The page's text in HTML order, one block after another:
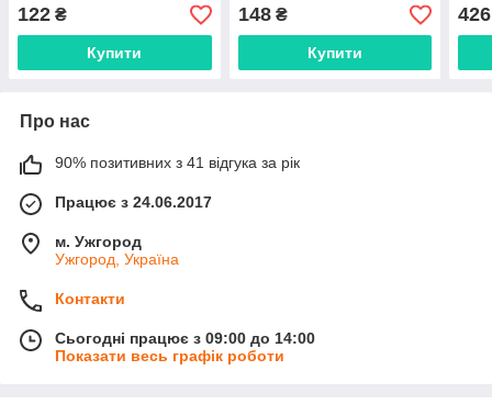
122 ₴
Купити
148₴
Купити
426
Про нас
90% позитивних з 41 відгука за рік
Працює з 24.06.2017
м. Ужгород
Ужгород, Україна
Контакти
Сьогодні працює з 09:00 до 14:00
Показати весь графік роботи